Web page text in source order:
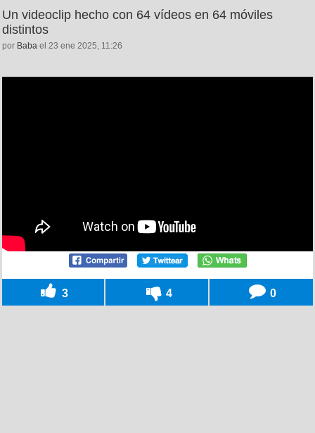
Un videoclip hecho con 64 vídeos en 64 móviles
distintos
por Baba el 23 ene 2025, 11:26
3 4 0